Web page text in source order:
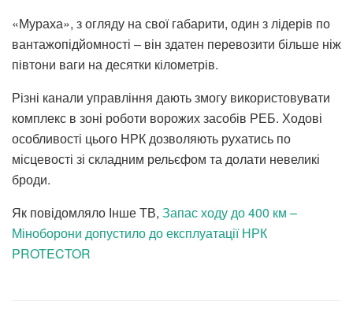
«Мураха», з огляду на свої габарити, один з лідерів по
вантажопідйомності – він здатен перевозити більше ніж
півтони ваги на десятки кілометрів.
Різні канали управління дають змогу використовувати
комплекс в зоні роботи ворожих засобів РЕБ. Ходові
особливості цього НРК дозволяють рухатись по
місцевості зі складним рельєфом та долати невеликі
броди.
Як повідомляло Інше ТВ, Запас ходу до 400 км –
Міноборони допустило до експлуатації НРК
PROTECTOR